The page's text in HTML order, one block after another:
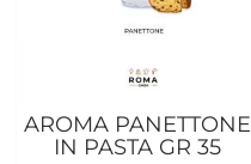
AROMA PANETTONE
IN PASTA GR 35